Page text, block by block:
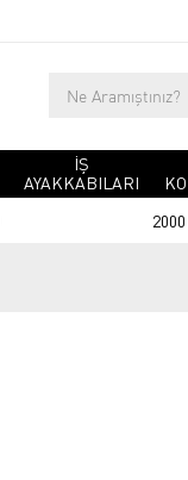
İŞ
AYAKKABILARI